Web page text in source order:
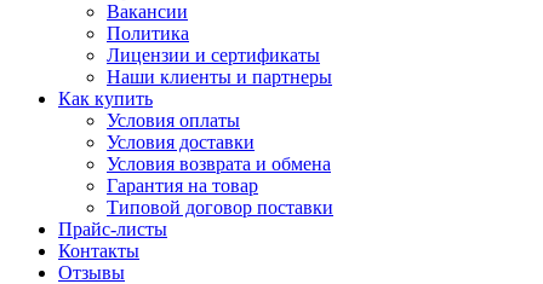
Вакансии
Политика
Лицензии и сертификаты
Наши клиенты и партнеры
Как купить
Условия оплаты
Условия доставки
Условия возврата и обмена
Гарантия на товар
Типовой договор поставки
Прайс-листы
Контакты
Отзывы